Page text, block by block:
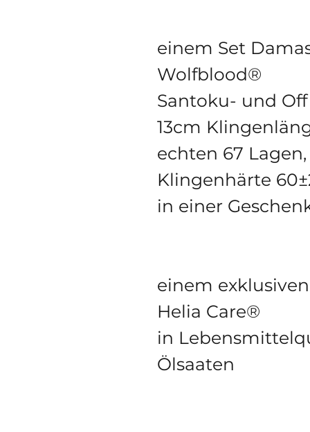
einem Set
Wolfblood®
Santoku- und
13cm
echten 67
Klingenhärte
in einer
einem
Helia Care®
in
Ölsaaten